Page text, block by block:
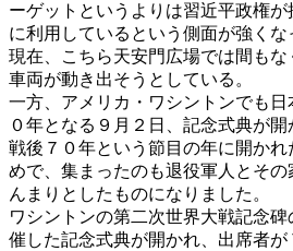
ーゲットというよりは習近平政権
に利用しているという側面が強くな
現在、こちら天安門広場では間も
車両が動き出そうとしている。
一方、アメリカ・ワシントンでも日
０年となる９月２日、記念式典が開
戦後７０年という節目の年に開かれ
めで、集まったのも退役軍人とそ
んまりとしたものになりました。
ワシントンの第二次世界大戦記念
催した記念式典が開かれ、出席者